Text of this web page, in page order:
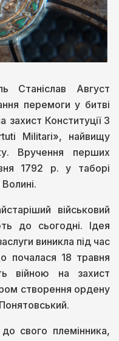
Станіслав Август
перемоги у битві
захист Конституції 3
Militari», найвищу
Вручення перших
1792 р. у таборі
військовий
до сьогодні. Ідея
виникла під час
почалася 18 травня
війною на захист
створення ордену
свого племінника,